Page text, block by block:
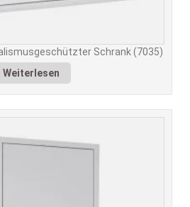
Schrank (7035)
Weiterlesen